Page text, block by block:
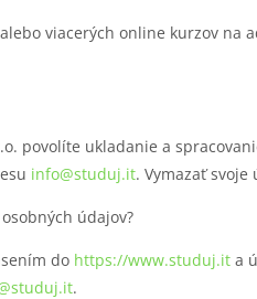
viacerých online kurzov na
povolíte ukladanie a
info@studuj.it. Vymazať
údajov?
do https://www.studuj.ita
.